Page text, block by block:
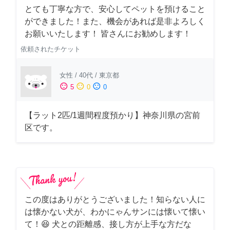
とても丁寧な方で、安心してペットを預けること
ができました！また、機会があれば是非よろしく
お願いいたします！ 皆さんにお勧めします！
依頼されたチケット
女性 / 40代 / 東京都
sentiment_satisfied 5 sentiment_neutral 0 sentiment_dissatisfied 0
【ラット2匹/1週間程度預かり】神奈川県の宮前
区です。
この度はありがとうございました！知らない人に
は懐かない犬が、わかにゃんサンには懐いて懐い
て！😆 犬との距離感、接し方が上手な方だな